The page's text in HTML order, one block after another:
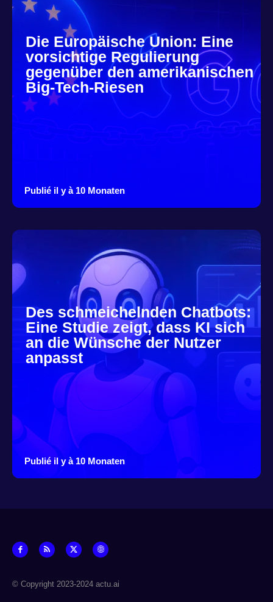
Die Europäische Union: Eine
vorsichtige Regulierung
gegenüber den amerikanischen
Big-Tech-Riesen
Publié il y à 10 Monaten
Des schmeichelnden Chatbots:
Eine Studie zeigt, dass KI sich
an die Wünsche der Nutzer
anpasst
Publié il y à 10 Monaten
© Copyright 2023-2024 actu.ai